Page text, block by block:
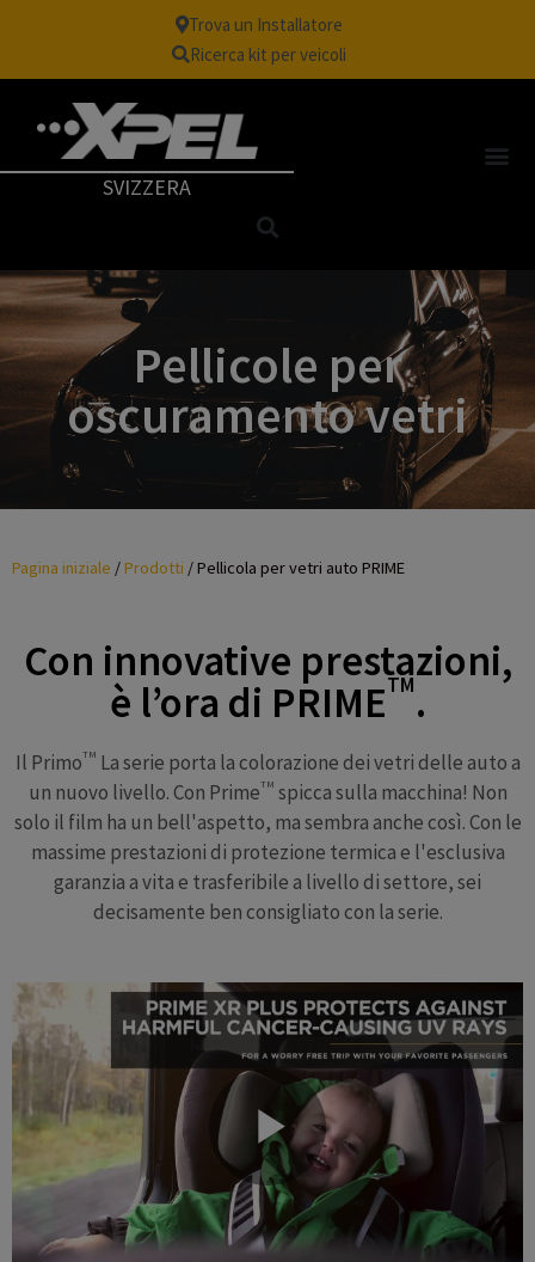
Trova un Installatore
Ricerca kit per veicoli
SVIZZERA
Pellicole per
oscuramento vetri
Pagina iniziale /Prodotti /Pellicola per vetri auto PRIME
Con innovative prestazioni,
è l’ora di PRIMETM.
Il PrimoTM La serie porta la colorazione dei vetri delle auto a
un nuovo livello. Con PrimeTM spicca sulla macchina! Non
solo il film ha un bell'aspetto, ma sembra anche così. Con le
massime prestazioni di protezione termica e l'esclusiva
garanzia a vita e trasferibile a livello di settore, sei
decisamente ben consigliato con la serie.